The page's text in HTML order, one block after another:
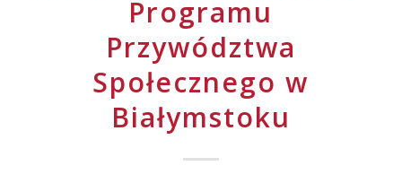
Programu
Przywództwa
Społecznego w
Białymstoku